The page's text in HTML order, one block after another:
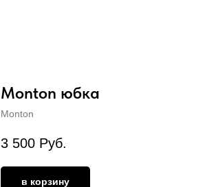
Monton юбка
Monton
3 500 Руб.
в корзину